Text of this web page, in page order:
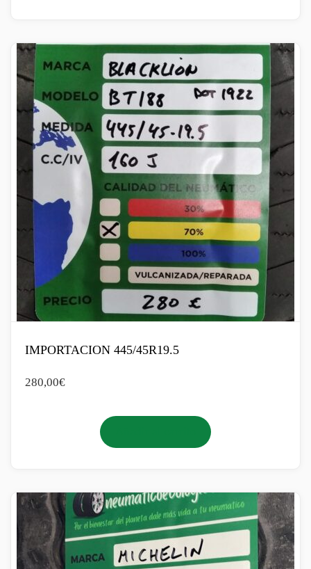
IMPORTACION 445/45R19.5
280,00€